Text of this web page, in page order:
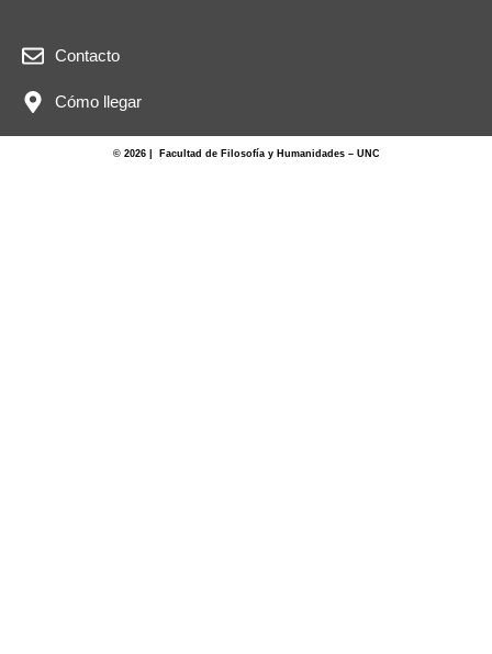
Contacto
Cómo llegar
© 2026 | Facultad de Filosofía y Humanidades – UNC